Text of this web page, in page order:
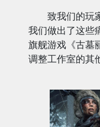
致我们的玩
我们做出了这些
旗舰游戏《古墓
调整工作室的其